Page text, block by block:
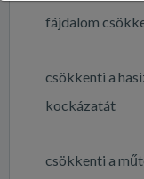
fájdalom
csökkenti a
kockázatát
csökkenti a